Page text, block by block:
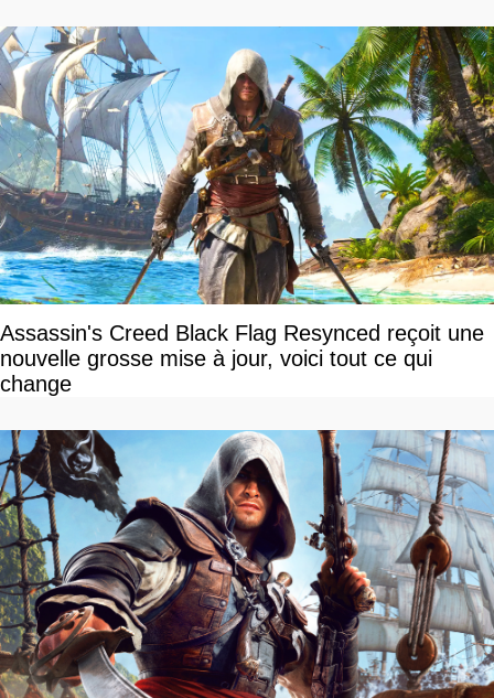
Assassin's Creed Black Flag Resynced reçoit une
nouvelle grosse mise à jour, voici tout ce qui
change